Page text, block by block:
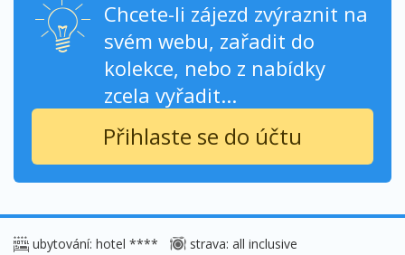
Chcete-li zájezd zvýraznit na
svém webu, zařadit do
kolekce, nebo z nabídky
zcela vyřadit...
Přihlaste se do účtu
ubytování: hotel ****
strava: all inclusive